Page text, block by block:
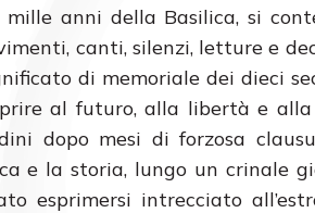
anni della Basilica, si
canti, silenzi, letture e
di memoriale dei dieci
al futuro, alla libertà e
dopo mesi di forzosa
e la storia, lungo un crinale
esprimersi intrecciato